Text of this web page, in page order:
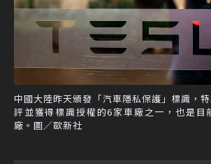
中國大陸昨天頒發「汽車隱私保護」標識，
評並獲得標識授權的6家車廠之一，也是目
廠。圖／歐新社